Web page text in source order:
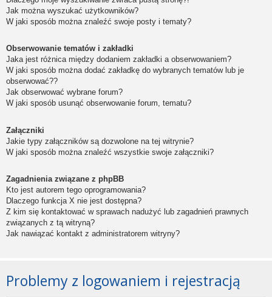
Jak można wyszukać użytkowników?
W jaki sposób można znaleźć swoje posty i tematy?
Obserwowanie tematów i zakładki
Jaka jest różnica między dodaniem zakładki a obserwowaniem?
W jaki sposób można dodać zakładkę do wybranych tematów lub je
obserwować??
Jak obserwować wybrane forum?
W jaki sposób usunąć obserwowanie forum, tematu?
Załączniki
Jakie typy załączników są dozwolone na tej witrynie?
W jaki sposób można znaleźć wszystkie swoje załączniki?
Zagadnienia związane z phpBB
Kto jest autorem tego oprogramowania?
Dlaczego funkcja X nie jest dostępna?
Z kim się kontaktować w sprawach nadużyć lub zagadnień prawnych
związanych z tą witryną?
Jak nawiązać kontakt z administratorem witryny?
Problemy z logowaniem i rejestracją